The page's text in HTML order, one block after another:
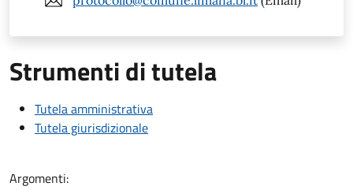
Strumenti di tutela
Tutela amministrativa
Tutela giurisdizionale
Argomenti: